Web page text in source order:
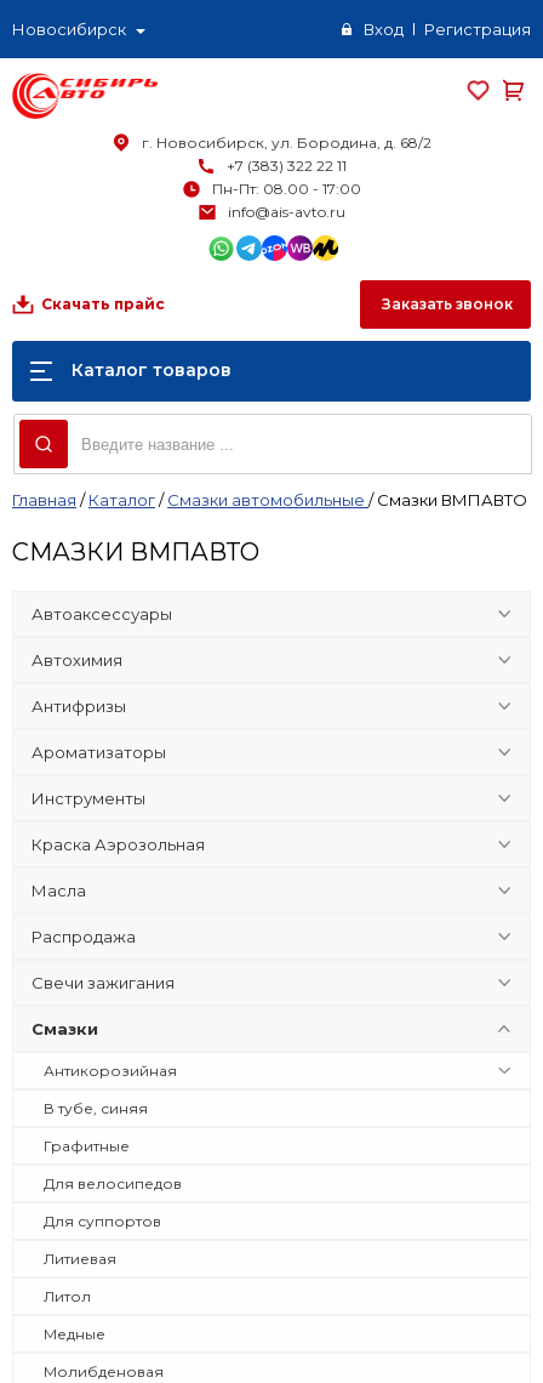
Новосибирск Вход Регистрация
г. Новосибирск, ул. Бородина, д. 68/2
+7 (383) 322 22 11
Пн-Пт: 08.00 - 17:00
info@ais-avto.ru
Заказать звонок
Скачать прайс
Каталог товаров
Главная /Каталог/Смазки автомобильные /Смазки ВМПАВТО
СМАЗКИ ВМПАВТО
Автоаксессуары
Автохимия
Антифризы
Ароматизаторы
Инструменты
Краска Аэрозольная
Масла
Распродажа
Свечи зажигания
Смазки
Антикорозийная
В тубе, синяя
Графитные
Для велосипедов
Для суппортов
Литиевая
Литол
Медные
Молибденовая